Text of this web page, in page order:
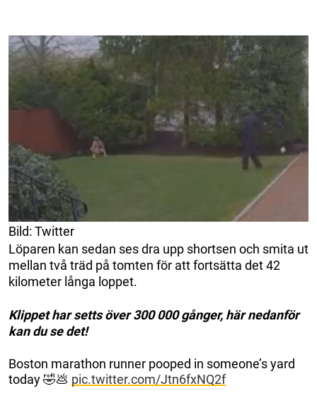
Bild: Twitter
Löparen kan sedan ses dra upp shortsen och smita ut
mellan två träd på tomten för att fortsätta det 42
kilometer långa loppet.
Klippet har setts över 300 000 gånger, här nedanför
kan du se det!
Boston marathon runner pooped in someone’s yard
today 🤣💩 pic.twitter.com/Jtn6fxNQ2f